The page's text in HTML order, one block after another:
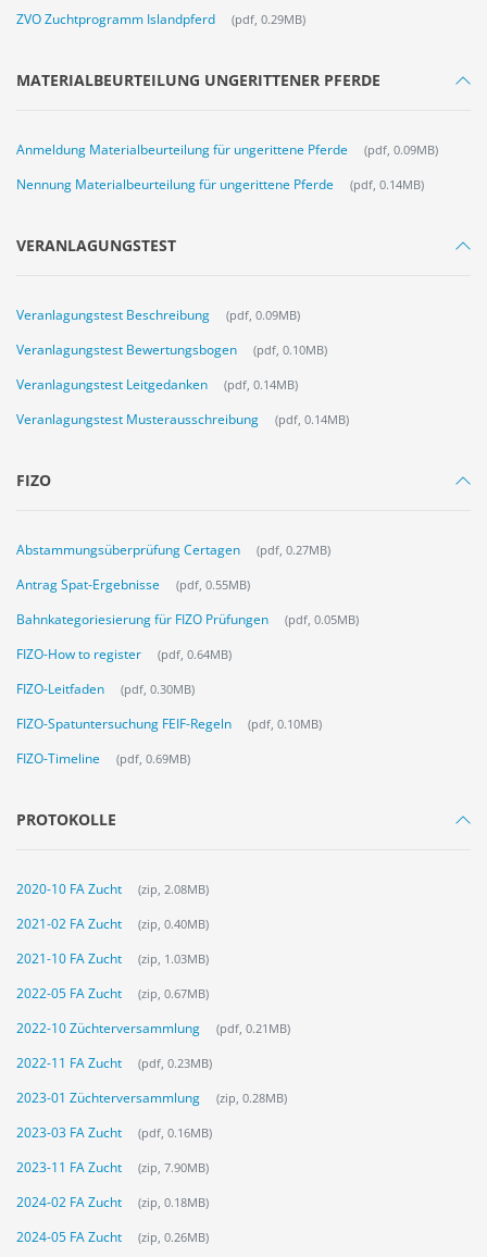
ZVO Zuchtprogramm Islandpferd (pdf, 0.29MB)
MATERIALBEURTEILUNG UNGERITTENER PFERDE
Anmeldung Materialbeurteilung für ungerittene Pferde (pdf, 0.09MB)
Nennung Materialbeurteilung für ungerittene Pferde (pdf, 0.14MB)
VERANLAGUNGSTEST
Veranlagungstest Beschreibung (pdf, 0.09MB)
Veranlagungstest Bewertungsbogen (pdf, 0.10MB)
Veranlagungstest Leitgedanken (pdf, 0.14MB)
Veranlagungstest Musterausschreibung (pdf, 0.14MB)
FIZO
Abstammungsüberprüfung Certagen (pdf, 0.27MB)
Antrag Spat-Ergebnisse (pdf, 0.55MB)
Bahnkategoriesierung für FIZO Prüfungen (pdf, 0.05MB)
FIZO-How to register (pdf, 0.64MB)
FIZO-Leitfaden (pdf, 0.30MB)
FIZO-Spatuntersuchung FEIF-Regeln (pdf, 0.10MB)
FIZO-Timeline (pdf, 0.69MB)
PROTOKOLLE
2020-10 FA Zucht (zip, 2.08MB)
2021-02 FA Zucht (zip, 0.40MB)
2021-10 FA Zucht (zip, 1.03MB)
2022-05 FA Zucht (zip, 0.67MB)
2022-10 Züchterversammlung (pdf, 0.21MB)
2022-11 FA Zucht (pdf, 0.23MB)
2023-01 Züchterversammlung (zip, 0.28MB)
2023-03 FA Zucht (pdf, 0.16MB)
2023-11 FA Zucht (zip, 7.90MB)
2024-02 FA Zucht (zip, 0.18MB)
2024-05 FA Zucht (zip, 0.26MB)